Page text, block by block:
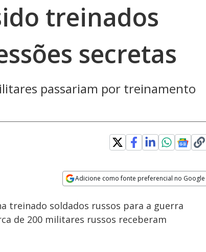
treinados
secretas
passariam por treinamento
Adicione como fonte preferencial no Google
Velocidade
treinado soldados russos para a guerra
de 200 militares russos receberam